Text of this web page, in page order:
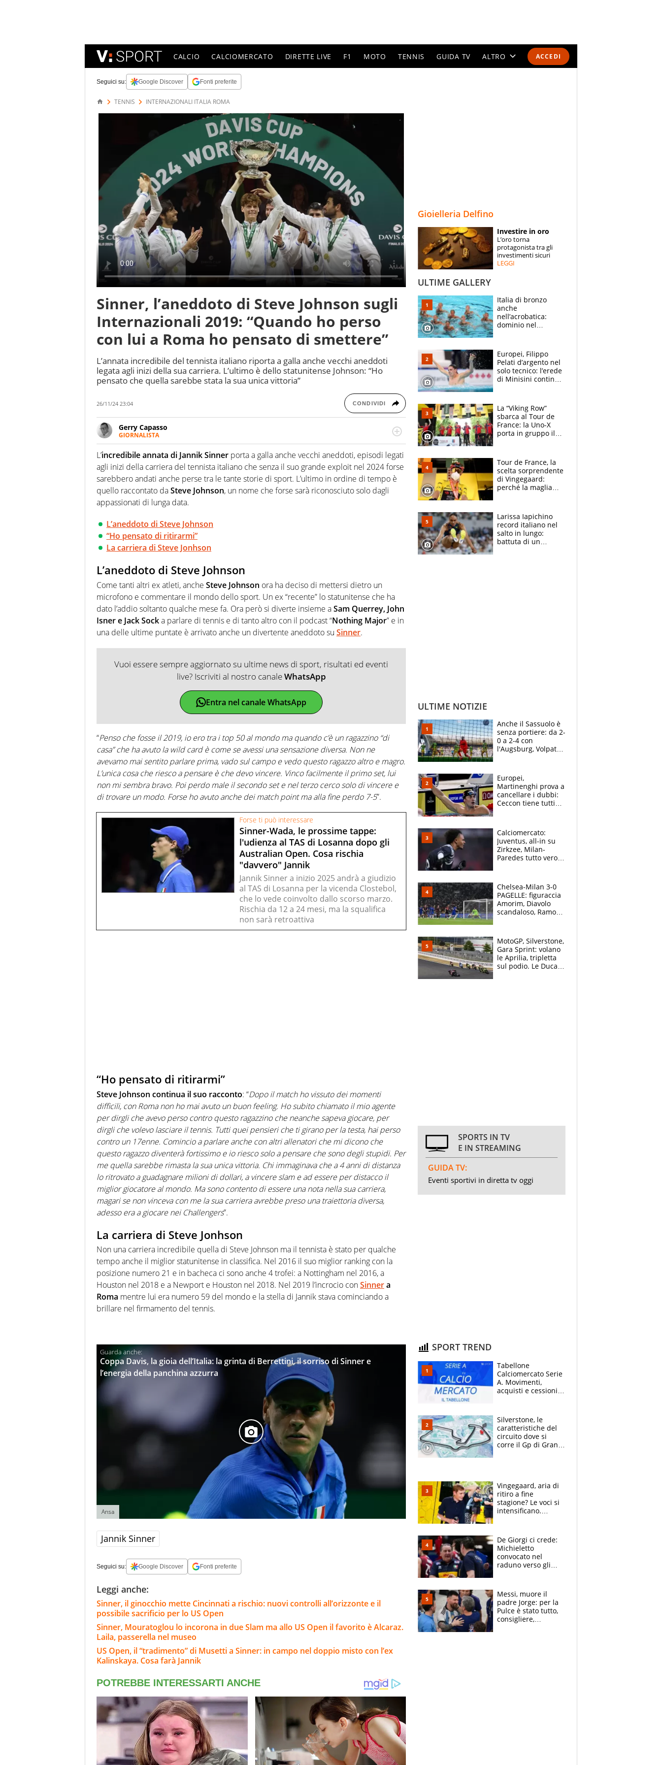
ACCEDI
CALCIO CALCIOMERCATO DIRETTE LIVE F1 MOTO TENNIS GUIDA TV ALTRO
SPECIALI
ESPERTI
Seguici su: Google Discover Fonti preferite
TENNIS INTERNAZIONALI ITALIA ROMA
Sinner, l’aneddoto di Steve Johnson sugli
Internazionali 2019: “Quando ho perso
con lui a Roma ho pensato di smettere”
L’annata incredibile del tennista italiano riporta a galla anche vecchi aneddoti
legata agli inizi della sua carriera. L’ultimo è dello statunitense Johnson: “Ho
pensato che quella sarebbe stata la sua unica vittoria”
26/11/24 23:04 CONDIVIDI
Gerry Capasso
GIORNALISTA
Per lui gli sport americani non hanno segreti: basket, football, baseball e la capacità
innata di trovare la notizia dove altri non vedono granché
L’incredibile annata di Jannik Sinner porta a galla anche vecchi aneddoti, episodi legati
agli inizi della carriera del tennista italiano che senza il suo grande exploit nel 2024 forse
sarebbero andati anche perse tra le tante storie di sport. L’ultimo in ordine di tempo è
quello raccontato daSteve Johnson, un nome che forse sarà riconosciuto solo dagli
appassionati di lunga data.
L’aneddoto di Steve Johnson
“Ho pensato di ritirarmi”
La carriera di Steve Jonhson
L’aneddoto di Steve Johnson
Come tanti altri ex atleti, anche Steve Johnson ora ha deciso di mettersi dietro un
microfono e commentare il mondo dello sport. Un ex “recente” lo statunitense che ha
dato l’addio soltanto qualche mese fa. Ora però si diverte insieme aSam Querrey, John
Isner e Jack Socka parlare di tennis e di tanto altro con il podcast “Nothing Major” e in
una delle ultime puntate è arrivato anche un divertente aneddoto su Sinner.
Vuoi essere sempre aggiornato su ultime news di sport, risultati ed eventi
live? Iscriviti al nostro canaleWhatsApp
Entra nel canale WhatsApp
“Penso che fosse il 2019, io ero tra i top 50 al mondo ma quando c’è un ragazzino “di
casa” che ha avuto la wild card è come se avessi una sensazione diversa. Non ne
avevamo mai sentito parlare prima, vado sul campo e vedo questo ragazzo altro e magro.
L’unica cosa che riesco a pensare è che devo vincere. Vinco facilmente il primo set, lui
non mi sembra bravo. Poi perdo male il secondo set e nel terzo cerco solo di vincere e
di trovare un modo. Forse ho avuto anche dei match point ma alla fine perdo 7-5”.
Forse ti può interessare
Sinner-Wada, le prossime tappe:
l'udienza al TAS di Losanna dopo gli
Australian Open. Cosa rischia
"davvero" Jannik
Jannik Sinner a inizio 2025 andrà a giudizio
al TAS di Losanna per la vicenda Clostebol,
che lo vede coinvolto dallo scorso marzo.
Rischia da 12 a 24 mesi, ma la squalifica
non sarà retroattiva
“Ho pensato di ritirarmi”
Steve Johnson continua il suo racconto: “Dopo il match ho vissuto dei momenti
difficili, con Roma non ho mai avuto un buon feeling. Ho subito chiamato il mio agente
per dirgli che avevo perso contro questo ragazzino che neanche sapeva giocare, per
dirgli che volevo lasciare il tennis. Tutti quei pensieri che ti girano per la testa, hai perso
contro un 17enne. Comincio a parlare anche con altri allenatori che mi dicono che
questo ragazzo diventerà fortissimo e io riesco solo a pensare che sono degli stupidi. Per
me quella sarebbe rimasta la sua unica vittoria. Chi immaginava che a 4 anni di distanza
lo ritrovato a guadagnare milioni di dollari, a vincere slam e ad essere per distacco il
miglior giocatore al mondo. Ma sono contento di essere una nota nella sua carriera,
magari se non vinceva con me la sua carriera avrebbe preso una traiettoria diversa,
adesso era a giocare nei Challengers”.
La carriera di Steve Jonhson
Non una carriera incredibile quella di Steve Johnson ma il tennista è stato per qualche
tempo anche il miglior statunitense in classifica. Nel 2016 il suo miglior ranking con la
posizione numero 21 e in bacheca ci sono anche 4 trofei: a Nottingham nel 2016, a
Houston nel 2018 e a Newport e Houston nel 2018. Nel 2019 l’incrocio conSinnera
Roma mentre lui era numero 59 del mondo e la stella di Jannik stava cominciando a
brillare nel firmamento del tennis.
Coppa Davis, la gioia dell’Italia: la grinta di Berrettini, il sorriso di Sinner e
l’energia della panchina azzurra
Ansa
Jannik Sinner
Seguici su: Google Discover Fonti preferite
Leggi anche:
Sinner, il ginocchio mette Cincinnati a rischio: nuovi controlli all’orizzonte e il
possibile sacrificio per lo US Open
Sinner, Mouratoglou lo incorona in due Slam ma allo US Open il favorito è Alcaraz.
Laila, passerella nel museo
US Open, il “tradimento” di Musetti a Sinner: in campo nel doppio misto con l’ex
Kalinskaya. Cosa farà Jannik
Gioielleria Delfino
Investire in oro
L’oro torna
protagonista tra gli
investimenti sicuri
LEGGI
ULTIME GALLERY
Italia di bronzo
anche
nell’acrobatica:
dominio nel
e compagni
continuare
Europei, Filippo
Pelati d’argento nel
solo tecnico: l’erede
di Minisini continua
mirino
La “Viking Row”
sbarca al Tour de
France: la Uno-X
porta in gruppo il
compagni
Tour de France, la
scelta sorprendente
di Vingegaard:
perché la maglia
rischio da evitare
Larissa Iapichino
record italiano nel
salto in lungo:
battuta di un
ULTIME NOTIZIE
Anche il Sassuolo è
senza portiere: da 2-
0 a 2-4 con
l'Augsburg, Volpato
Europei,
Martinenghi prova a
cancellare i dubbi:
Ceccon tiene tutti
Curtis
Calciomercato:
Juventus, all-in su
Zirkzee, Milan-
Paredes tutto vero,
Chelsea-Milan 3-0
PAGELLE: figuraccia
Amorim, Diavolo
scandaloso, Ramos
MotoGP, Silverstone,
Gara Sprint: volano
le Aprilia, tripletta
sul podio. Le Ducati
SPORTS IN TV
E IN STREAMING
GUIDA TV:
Eventi sportivi in diretta tv oggi
SPORT TREND
Tabellone
Calciomercato Serie
A. Movimenti,
acquisti e cessioni:
Silverstone, le
caratteristiche del
circuito dove si
corre il Gp di Gran
Vingegaard, aria di
ritiro a fine
stagione? Le voci si
intensificano.
vuole la Roubaix
De Giorgi ci crede:
Michieletto
convocato nel
raduno verso gli
Messi, muore il
padre Jorge: per la
Pulce è stato tutto,
consigliere,